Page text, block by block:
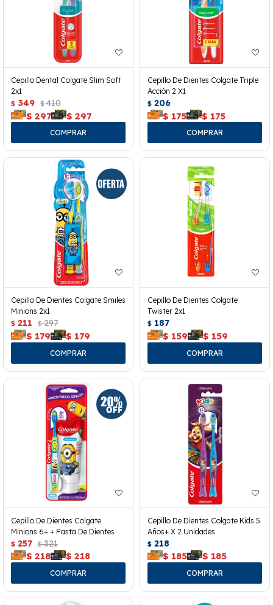
Cepillo Dental Colgate Slim Soft
2x1
$ 349 $ 410
$ 297 $ 297
Cepillo De Dientes Colgate Triple
Acción 2 X1
$ 206
$ 175 $ 175
Cepillo De Dientes Colgate Smiles
Minions 2x1
$ 211 $ 297
$ 179 $ 179
Cepillo De Dientes Colgate
Twister 2x1
$ 187
$ 159 $ 159
Cepillo De Dientes Colgate
Minions 6+ + Pasta De Dientes
$ 257 $ 321
$ 218 $ 218
Cepillo De Dientes Colgate Kids 5
Años+ X 2 Unidades
$ 218
$ 185 $ 185